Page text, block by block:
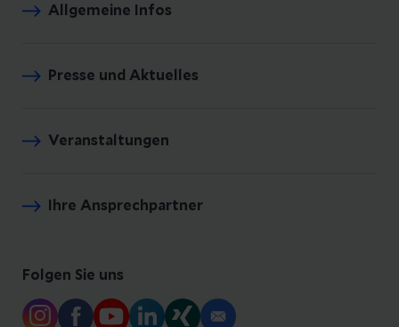
Allgemeine Infos
Presse und Aktuelles
Veranstaltungen
Ihre Ansprechpartner
Folgen Sie uns